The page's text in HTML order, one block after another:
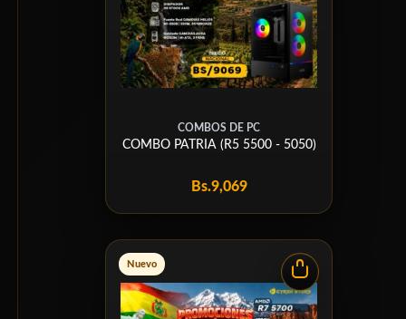
COMBOS DE PC
COMBO PATRIA (R5 5500 - 5050)
Bs.9,069
Nuevo